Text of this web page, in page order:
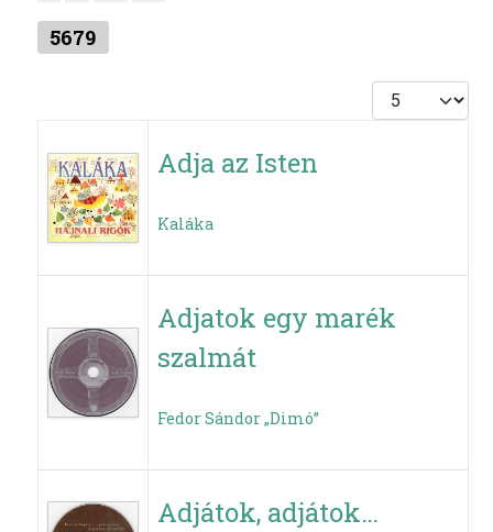
5679
Tételek #
Adja az Isten
Kaláka
Adjatok egy marék
szalmát
Fedor Sándor „Dimó”
Adjátok, adjátok…